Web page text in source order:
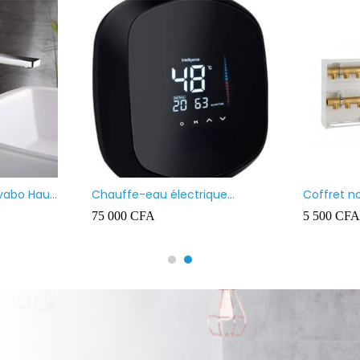
Chauffe-eau marque VENUS
CFA
Chauffe-eau
CFA